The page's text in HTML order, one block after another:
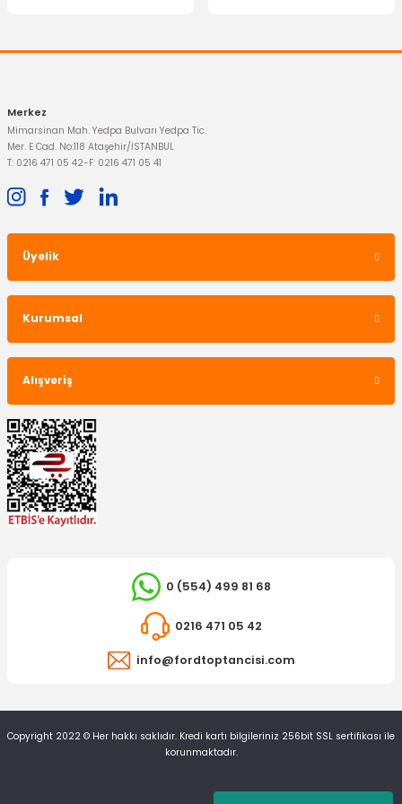
Debriyaj Seti Mondeo 1.5 & 1.6 Motor Ecoboost
İTHAL ÜRÜN
Klima Radyatörü Mondeo Otomatik Vites
4.439,95 TL
Merkez
Mimarsinan Mah. Yedpa Bulvarı Yedpa Tic.
Mer. E Cad. No:118 Ataşehir/İSTANBUL
T: 0216 471 05 42-F: 0216 471 05 41
Üyelik
Kurumsal
Alışveriş
0 (554) 499 81 68
0216 471 05 42
info@fordtoptancisi.com
Copyright 2022 © Her hakkı saklıdır. Kredi kartı bilgileriniz 256bit SSL sertifikası ile
korunmaktadır.